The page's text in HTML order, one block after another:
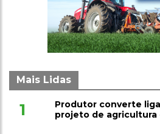
Mais Lidas
1
Produtor converte
projeto de agricultura